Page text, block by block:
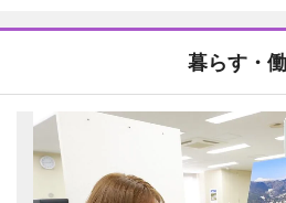
暮らす・